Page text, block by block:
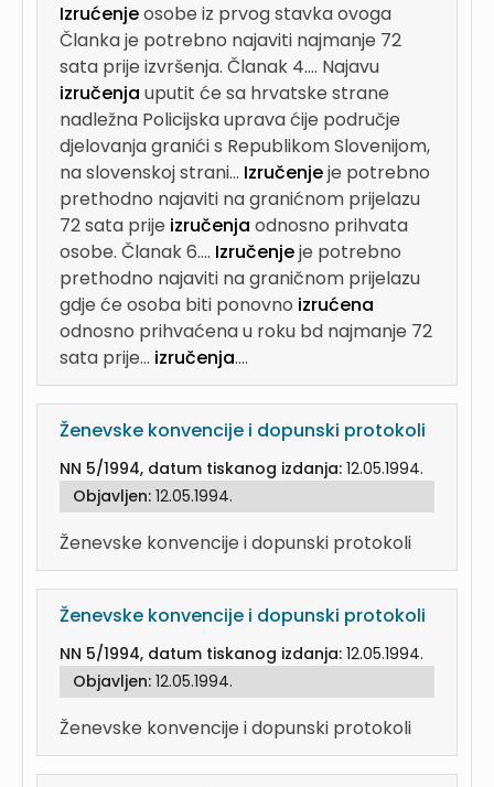
Izrućenjeosobe iz prvog stavka ovoga
Članka je potrebno najaviti najmanje 72
sata prije izvršenja. Članak 4.... Najavu
izručenja uputit će sa hrvatske strane
nadležna Policijska uprava ćije područje
djelovanja granići s Republikom Slovenijom,
na slovenskoj strani... Izručenjeje potrebno
prethodno najaviti na granićnom prijelazu
72 sata prije izručenja odnosno prihvata
osobe. Članak 6.... Izručenjeje potrebno
prethodno najaviti na graničnom prijelazu
gdje će osoba biti ponovno izrućena
odnosno prihvaćena u roku bd najmanje 72
sata prije... izručenja....
Ženevske konvencije i dopunski protokoli
NN 5/1994, datum tiskanog izdanja: 12.05.1994.
Objavljen: 12.05.1994.
Ženevske konvencije i dopunski protokoli
Ženevske konvencije i dopunski protokoli
NN 5/1994, datum tiskanog izdanja: 12.05.1994.
Objavljen: 12.05.1994.
Ženevske konvencije i dopunski protokoli